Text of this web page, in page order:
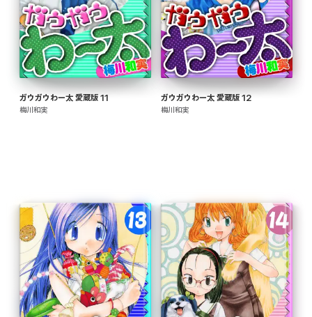
ガウガウわー太 愛蔵版 11
梅川和実
ガウガウわー太 愛蔵版 12
梅川和実